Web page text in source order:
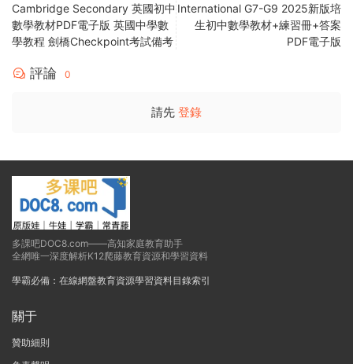
Cambridge Secondary 英國初中
數學教材PDF電子版 英國中學數
學教程 劍橋Checkpoint考試備考
International G7-G9 2025新版培
生初中數學教材+練習冊+答案
PDF電子版
評論 0
請先 登錄
多課吧DOC8.com——高知家庭教育助手
全網唯一深度解析K12爬藤教育資源和學習資料
學霸必備：在線網盤教育資源學習資料目錄索引
關于
贊助細則